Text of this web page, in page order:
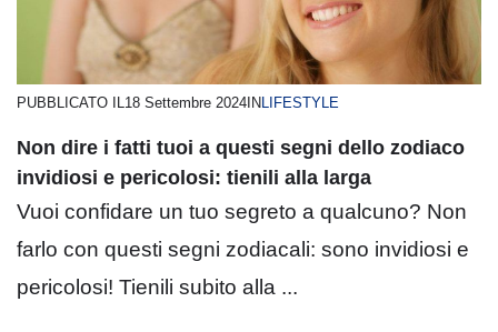
PUBBLICATO IL 18 Settembre 2024 IN LIFESTYLE
Non dire i fatti tuoi a questi segni dello zodiaco
invidiosi e pericolosi: tienili alla larga
Vuoi confidare un tuo segreto a qualcuno? Non
farlo con questi segni zodiacali: sono invidiosi e
pericolosi! Tienili subito alla ...